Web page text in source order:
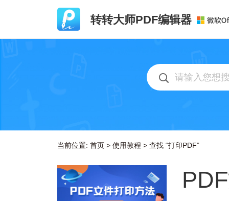
转转大师PDF编辑器
当前位置: 首页 > 使用教程 > 查找 “打印PDF”